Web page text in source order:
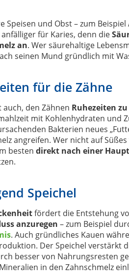
Speisen und Obst – zum
anfälliger für Karies, denn die
an. Wer säurehaltige
seinen Mund gründlich mit
für die Zähne
auch, den Zähnen Ruhezeiten
mit Kohlenhydraten und
Bakterien neues
angreifen. Wer nicht auf
besten direkt nach einer
Speichel
fördert die Entstehung
anzuregen – zum Beispiel
. Auch gründliches Kauen
Der Speichel verstärkt
besser von Nahrungsresten
in den Zahnschmelz